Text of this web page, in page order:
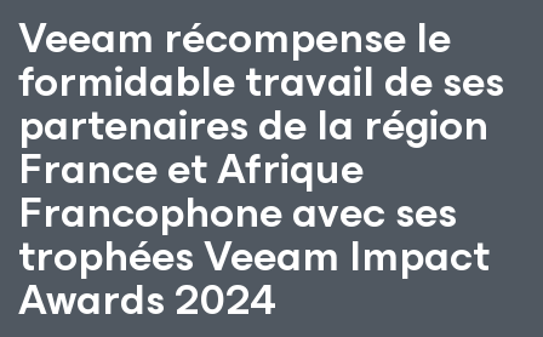
impactés par la mise à jour de CrowdStrike
LIRE
LA
SUIT
E
Veeam récompense le
formidable travail de ses
partenaires de la région
France et Afrique
Francophone avec ses
trophées Veeam Impact
Awards 2024